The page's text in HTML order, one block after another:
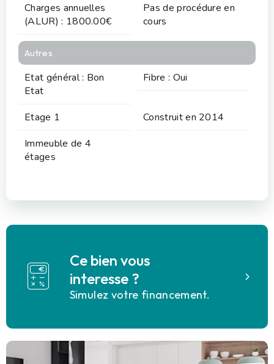
Charges annuelles
(ALUR) : 1800.00€
Pas de procédure en
cours
Autres
Etat général : Bon
Etat
Fibre : Oui
Etage 1
Construit en 2014
Immeuble de 4
étages
Ce bien vous
interesse ?
Simulez votre financement.